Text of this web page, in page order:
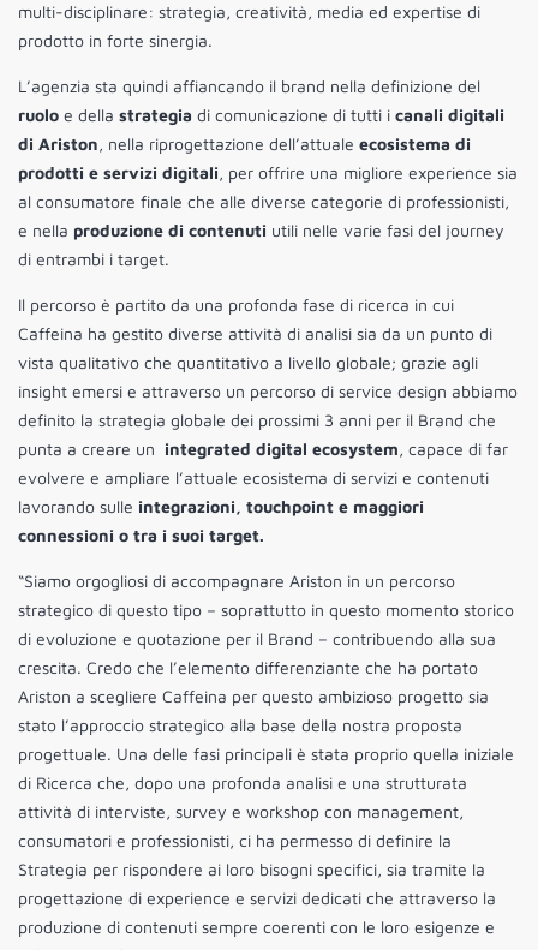
multi-disciplinare: strategia, creatività, media ed expertise di
prodotto in forte sinergia.
L’agenzia sta quindi affiancando il brand nella definizione del
ruolo e della strategia di comunicazione di tutti i canali digitali
di Ariston, nella riprogettazione dell’attuale ecosistema di
prodotti e servizi digitali, per offrire una migliore experience sia
al consumatore finale che alle diverse categorie di professionisti,
e nella produzione di contenuti utili nelle varie fasi del journey
di entrambi i target.
Il percorso è partito da una profonda fase di ricerca in cui
Caffeina ha gestito diverse attività di analisi sia da un punto di
vista qualitativo che quantitativo a livello globale; grazie agli
insight emersi e attraverso un percorso di service design abbiamo
definito la strategia globale dei prossimi 3 anni per il Brand che
punta a creare un integrated digital ecosystem, capace di far
evolvere e ampliare l’attuale ecosistema di servizi e contenuti
lavorando sulle integrazioni, touchpoint e maggiori
connessioni o tra i suoi target.
“Siamo orgogliosi di accompagnare Ariston in un percorso
strategico di questo tipo – soprattutto in questo momento storico
di evoluzione e quotazione per il Brand – contribuendo alla sua
crescita. Credo che l’elemento differenziante che ha portato
Ariston a scegliere Caffeina per questo ambizioso progetto sia
stato l’approccio strategico alla base della nostra proposta
progettuale. Una delle fasi principali è stata proprio quella iniziale
di Ricerca che, dopo una profonda analisi e una strutturata
attività di interviste, survey e workshop con management,
consumatori e professionisti, ci ha permesso di definire la
Strategia per rispondere ai loro bisogni specifici, sia tramite la
progettazione di experience e servizi dedicati che attraverso la
produzione di contenuti sempre coerenti con le loro esigenze e